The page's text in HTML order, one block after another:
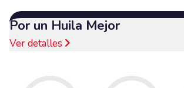
Por un Huila Mejor
Ver detalles